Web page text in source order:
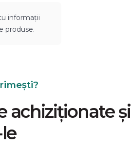
informații
produse.
achiziționate și